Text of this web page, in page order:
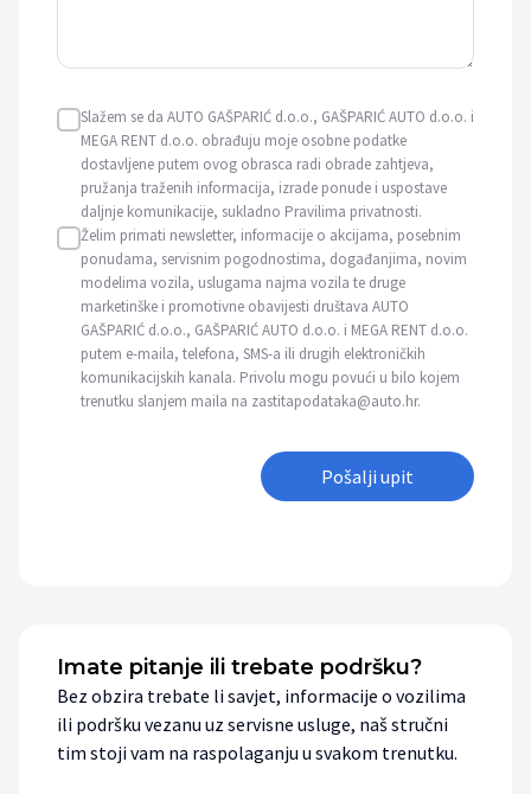
Slažem se da AUTO GAŠPARIĆ d.o.o., GAŠPARIĆ AUTO d.o.o. i
MEGA RENT d.o.o. obrađuju moje osobne podatke
dostavljene putem ovog obrasca radi obrade zahtjeva,
pružanja traženih informacija, izrade ponude i uspostave
daljnje komunikacije, sukladno Pravilima privatnosti.
Želim primati newsletter, informacije o akcijama, posebnim
ponudama, servisnim pogodnostima, događanjima, novim
modelima vozila, uslugama najma vozila te druge
marketinške i promotivne obavijesti društava AUTO
GAŠPARIĆ d.o.o., GAŠPARIĆ AUTO d.o.o. i MEGA RENT d.o.o.
putem e-maila, telefona, SMS-a ili drugih elektroničkih
komunikacijskih kanala. Privolu mogu povući u bilo kojem
trenutku slanjem maila na zastitapodataka@auto.hr.
Pošalji upit
Imate pitanje ili trebate podršku?
Bez obzira trebate li savjet, informacije o vozilima
ili podršku vezanu uz servisne usluge, naš stručni
tim stoji vam na raspolaganju u svakom trenutku.